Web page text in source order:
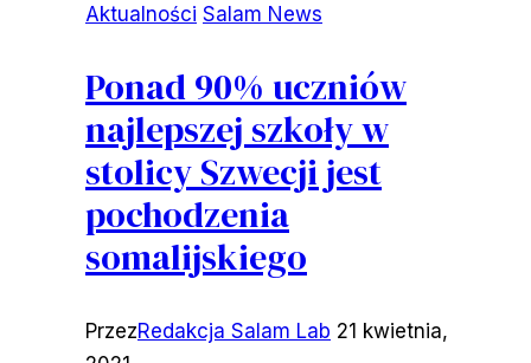
Aktualności Salam News
Ponad 90% uczniów
najlepszej szkoły w
stolicy Szwecji jest
pochodzenia
somalijskiego
PrzezRedakcja Salam Lab 21 kwietnia,